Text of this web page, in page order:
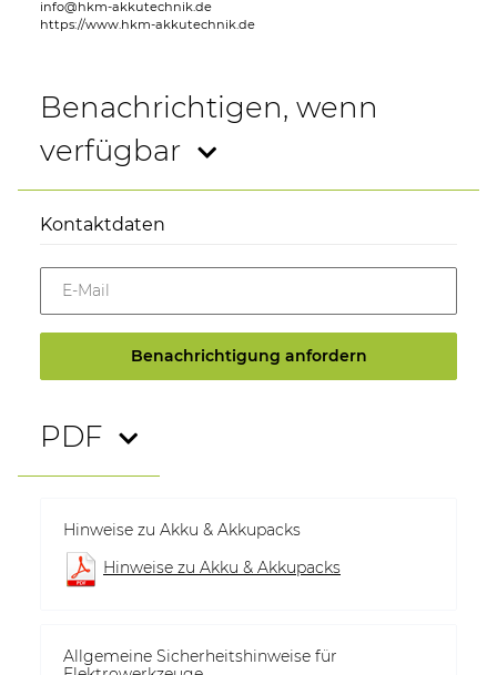
info@hkm-akkutechnik.de
https://www.hkm-akkutechnik.de
Benachrichtigen, wenn
verfügbar
Kontaktdaten
E-Mail
Benachrichtigung anfordern
PDF
Hinweise zu Akku & Akkupacks
Hinweise zu Akku & Akkupacks
Allgemeine Sicherheitshinweise für